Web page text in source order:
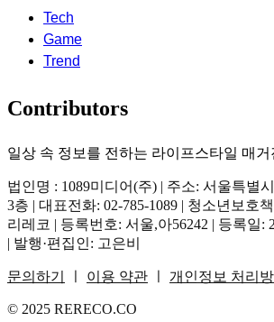
Tech
Game
Trend
Contributors
일상 속 정보를 전하는 라이프스타일 매거
법인명 : 1089미디어(주) | 주소: 서울특별
3층 | 대표전화: 02-785-1089 | 청소년보호
리레코 | 등록번호: 서울,아56242 | 등록일:
| 발행·편집인: 고은비
문의하기 이용 약관 개인정보 처리
© 2025 RERECO.CO